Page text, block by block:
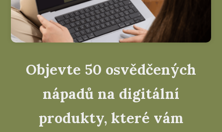
Objevte 50 osvědčených
nápadů na digitální
produkty, které vám